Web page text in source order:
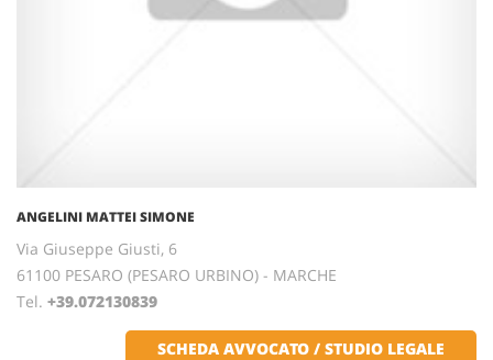
ANGELINI MATTEI SIMONE
Via Giuseppe Giusti, 6
61100 PESARO (PESARO URBINO) - MARCHE
Tel. +39.072130839
SCHEDA AVVOCATO / STUDIO LEGALE